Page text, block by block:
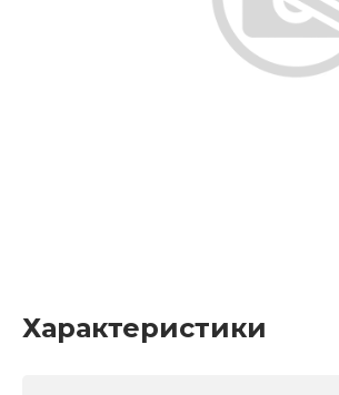
Характеристики